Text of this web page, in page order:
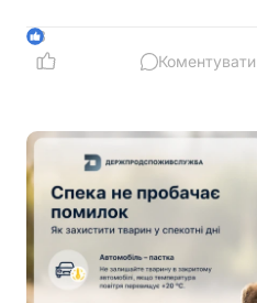
3
Коментувати